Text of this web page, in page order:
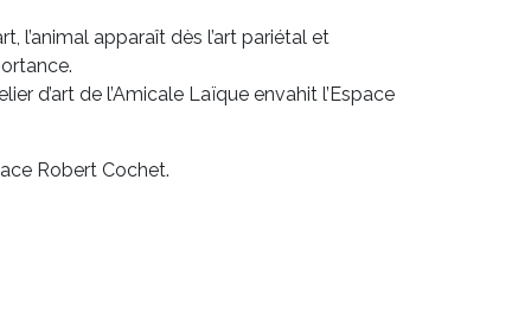
l’animal apparaît dès l’art pariétal et
d’art de l’Amicale Laïque envahit l’Espace
Robert Cochet.